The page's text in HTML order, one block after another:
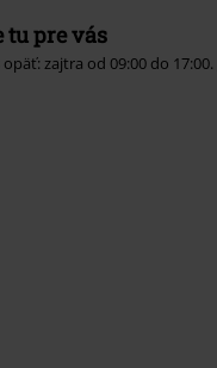
tu pre vás
zajtra od 09:00 do 17:00.